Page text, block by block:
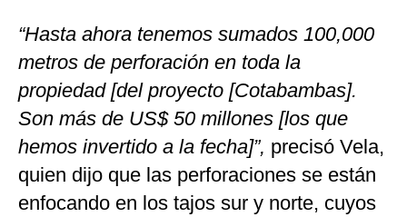
“Hasta ahora tenemos sumados 100,000
metros de perforación en toda la
propiedad [del proyecto [Cotabambas].
Son más de US$ 50 millones [los que
hemos invertido a la fecha]”, precisó Vela,
quien dijo que las perforaciones se están
enfocando en los tajos sur y norte, cuyos